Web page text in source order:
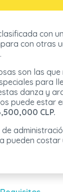
con
con otras
son las que
para
danza y
puede estar
CLP.
pueden costar